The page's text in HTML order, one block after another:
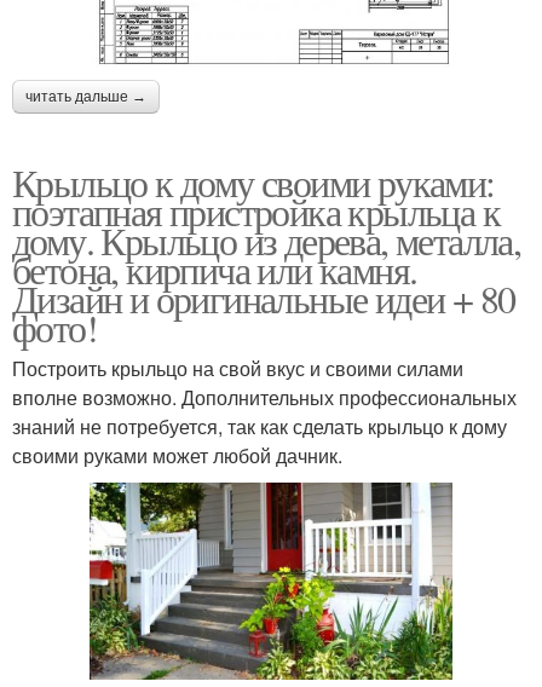
читать дальше →
Крыльцо к дому своими руками:
поэтапная пристройка крыльца к
дому. Крыльцо из дерева, металла,
бетона, кирпича или камня.
Дизайн и оригинальные идеи + 80
фото!
Построить крыльцо на свой вкус и своими силами
вполне возможно. Дополнительных профессиональных
знаний не потребуется, так как сделать крыльцо к дому
своими руками может любой дачник.